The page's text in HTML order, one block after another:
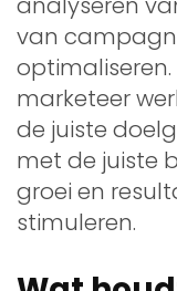
van
marketeer
de juiste
met de juiste
groei en
stimuleren.